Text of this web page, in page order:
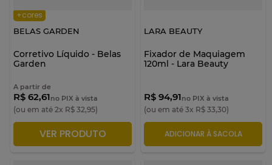
+cores
BELAS GARDEN
Corretivo Líquido - Belas
Garden
A partir de
R$ 62,61no PIX à vista
(ou em até 2x R$ 32,95)
ADICIONAR À SACOLA
VER PRODUTO
LARA BEAUTY
Fixador de Maquiagem
120ml - Lara Beauty
R$ 94,91no PIX à vista
(ou em até 3x R$ 33,30)
ADICIONAR À SACOLA